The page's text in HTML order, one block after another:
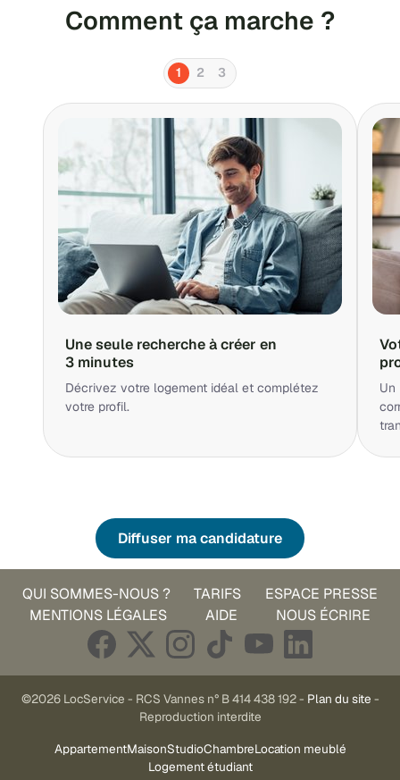
Comment ça marche ?
1 2 3
Une seule recherche à créer en
3 minutes
Décrivez votre logement idéal et complétez
votre profil.
Un
Diffuser ma candidature
QUI SOMMES-NOUS ? TARIFS
ESPACE PRESSE
MENTIONS LÉGALES
AIDE NOUS ÉCRIRE
©2026 LocService - RCS Vannes n° B 414 438 192 - Plan du site -
Reproduction interdite
AppartementMaisonStudioChambreLocation meublé
Logement étudiant